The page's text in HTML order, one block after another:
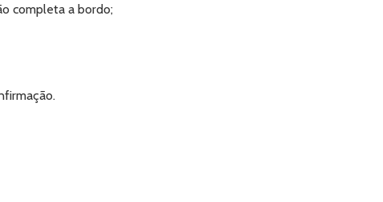
completa a bordo;